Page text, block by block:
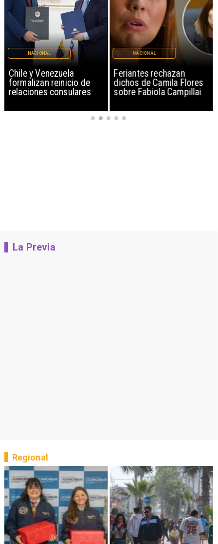
Chile y Venezuela
formalizan reinicio de
relaciones consulares
NACIONAL
Feriantes rechazan
dichos de Camila Flores
sobre Fabiola Campillai
NACIONAL
La Previa
Regional